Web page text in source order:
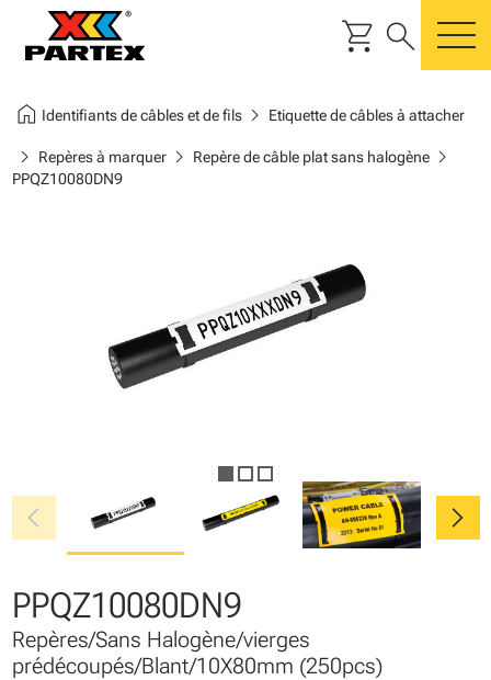
shopping_cart search
home Identifiants de câbles et de filschevron_right Etiquette de câbles à attacher
chevron_right Repères à marquerchevron_right Repère de câble plat sans halogènechevron_right
PPQZ10080DN9
chevron_left chevron_right
PPQZ10080DN9
Repères/Sans Halogène/vierges
prédécoupés/Blant/10X80mm (250pcs)